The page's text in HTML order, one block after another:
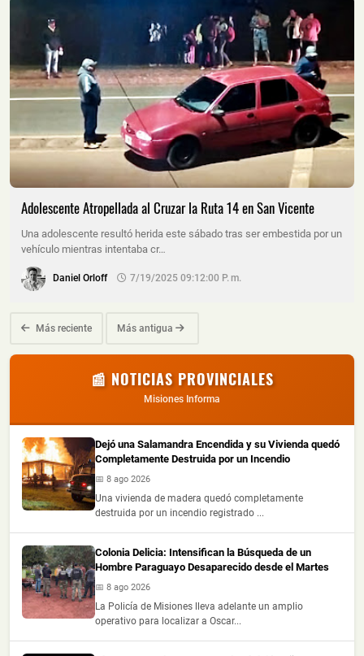
Adolescente Atropellada al Cruzar la Ruta 14 en San Vicente
Una adolescente resultó herida este sábado tras ser embestida por un
vehículo mientras intentaba cr…
Daniel Orloff 7/19/2025 09:12:00 P. M.
Más reciente Más antigua
📰 NOTICIAS PROVINCIALES
Misiones Informa
Dejó una Salamandra Encendida y su Vivienda quedó
Completamente Destruida por un Incendio
📅 8 ago 2026
Una vivienda de madera quedó completamente
destruida por un incendio registrado ...
Colonia Delicia: Intensifican la Búsqueda de un
Hombre Paraguayo Desaparecido desde el Martes
📅 8 ago 2026
La Policía de Misiones lleva adelante un amplio
operativo para localizar a Oscar...